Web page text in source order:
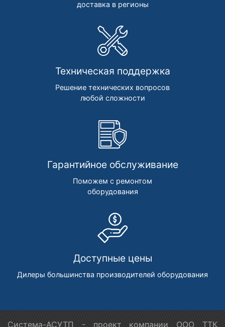
доставка в регионы
Техническая поддержка
Решение технических вопросов
любой сложности
Гарантийное обслуживание
Поможем с ремонтом
оборудования
Доступные цены
Дилеры большинства производителей оборудования
Система-АСУТП - проект компании ООО ТТК